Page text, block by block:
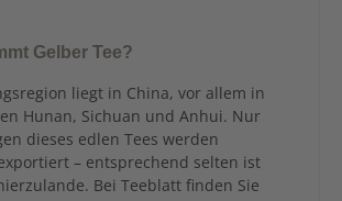
Gelber Tee?
liegt in China, vor allem in
Hunan, Sichuan und Anhui. Nur
dieses edlen Tees werden
– entsprechend selten ist
Bei Teeblatt finden Sie